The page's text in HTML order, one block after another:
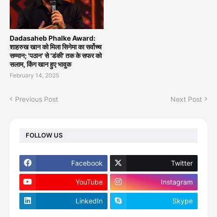
Dadasaheb Phalke Award:
शाहरुख खान को मिला सिनेमा का सर्वोच्च
सम्मान; 'पठान' से 'डंकी' तक के सफर को
सलाम, किंग खान हुए भावुक
February 14, 2025
Previous Post Next Post
FOLLOW US
Facebook Twitter
YouTube Instagram
LinkedIn Skype